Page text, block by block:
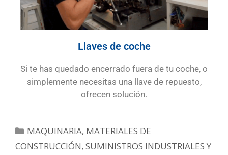
Llaves de coche
Si te has quedado encerrado fuera de tu coche, o
simplemente necesitas una llave de repuesto,
ofrecen solución.
MAQUINARIA, MATERIALES DE
CONSTRUCCIÓN, SUMINISTROS INDUSTRIALES Y